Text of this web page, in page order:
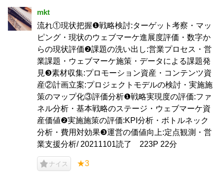
mkt
流れ①現状把握❶戦略検討:ターゲット考察・マッ
ピング・現状のウェブマーケ進展度評価・数字か
らの現状評価❷課題の洗い出し:営業プロセス・営
業課題・ウェブマーケ施策・データによる課題発
見❸素材収集:プロモーション資産・コンテンツ資
産②計画立案:プロジェクトモデルの検討・実施施
策のマップ化③評価分析❶戦略実現度の評価:ファ
ネル分析・基本戦略のステージ・ウェブマーケ資
産価値❷実施施策の評価:KPI分析・ボトルネック
分析・費用対効果❸運営の価値向上:定点観測・営
業支援分析/ 20211101読了 223P 22分
ナイス ★3